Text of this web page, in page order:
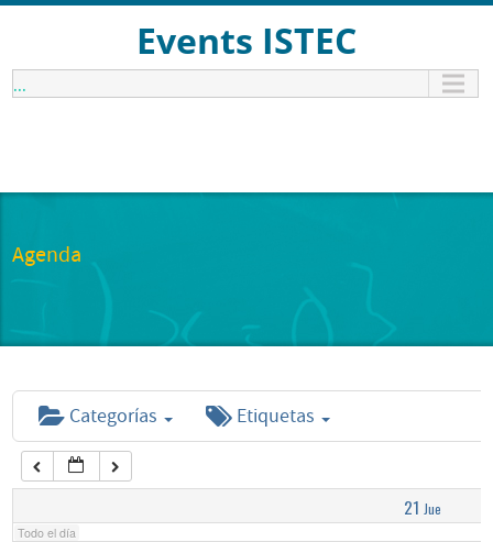
Events ISTEC
...
Agenda
Categorías Etiquetas
21 Jue
Todo el día
1:00 am
6:00 am
7:00 am